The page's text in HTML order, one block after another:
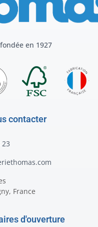
en 1927
contacter
23
France
d'ouverture